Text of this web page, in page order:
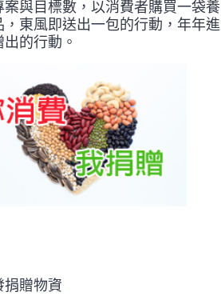
案與目標數，以消費者購買一袋養
，東風即送出一包的行動，年年進
的行動。
捐贈物資